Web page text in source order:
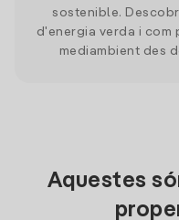
sostenible.
d'energia verda i
mediambient des
Aquestes